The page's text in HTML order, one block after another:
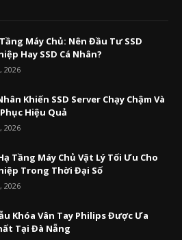
Máy Chủ: Nên Đầu Tư SSD
Hay SSD Cá Nhân?
2026
Khiến SSD Server Chạy Chậm Và
Hiệu Quả
2026
Tầng Máy Chủ Vật Lý Tối Ưu Cho
Trong Thời Đại Số
2026
Khóa Vân Tay Philips Được Ưa
Tại Đà Nẵng